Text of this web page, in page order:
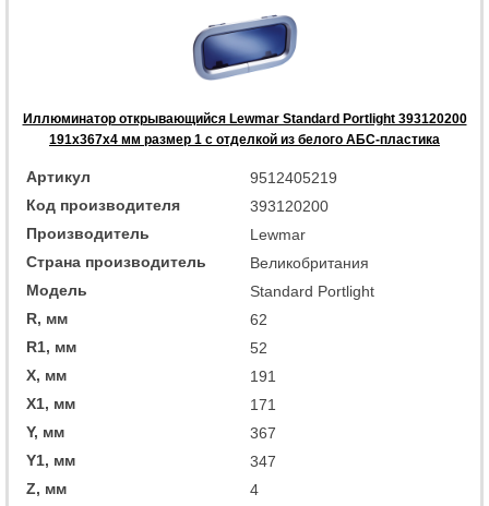
Иллюминатор открывающийся Lewmar Standard Portlight 393120200
191x367x4 мм размер 1 с отделкой из белого АБС-пластика
Артикул
9512405219
Код производителя
393120200
Производитель
Lewmar
Страна производитель
Великобритания
Модель
Standard Portlight
R, мм
62
R1, мм
52
X, мм
191
X1, мм
171
Y, мм
367
Y1, мм
347
Z, мм
4